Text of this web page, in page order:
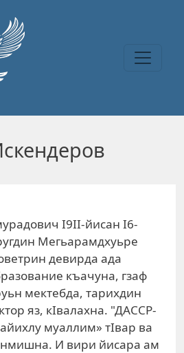
I9II-йисан I6-
Мегьарамдхуьре
девирда ада
къачуна, гзаф
мектебда, тарихдин
яз, кIвалахна. "ДАССР-
муаллим» тIвар ва
И вири йисара ам